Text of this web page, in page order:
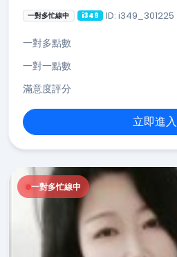
一對多忙線中 i349 ID: i349_301225
一對多點數
一對一點數
滿意度評分
立即進入
一對多忙線中